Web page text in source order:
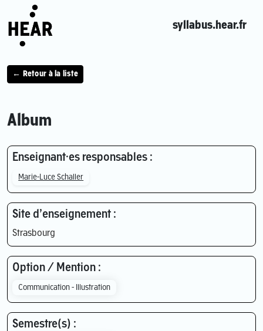
syllabus.hear.fr
← Retour à la liste
Album
Enseignant·es responsables :
Marie-Luce Schaller
Site d’enseignement :
Strasbourg
Option / Mention :
Communication - Illustration
Semestre(s) :